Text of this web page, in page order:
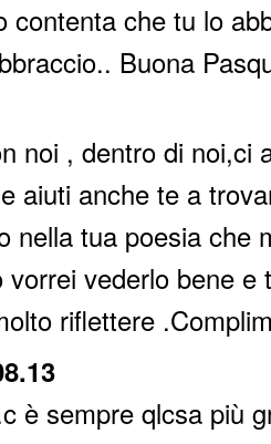
contenta che tu lo
Buona
noi , dentro di noi,ci
aiuti anche te a
nella tua poesia che
vederlo bene e
riflettere
è sempre qlcsa più